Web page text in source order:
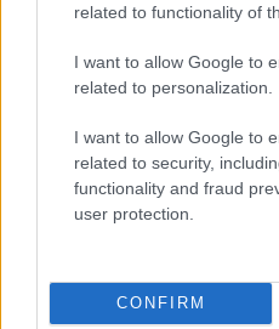
related to functionality of
I want to allow Google to
related to personalization.
I want to allow Google to
related to security,
functionality and fraud
user protection.
CONFIRM
NÉPSZERŰ